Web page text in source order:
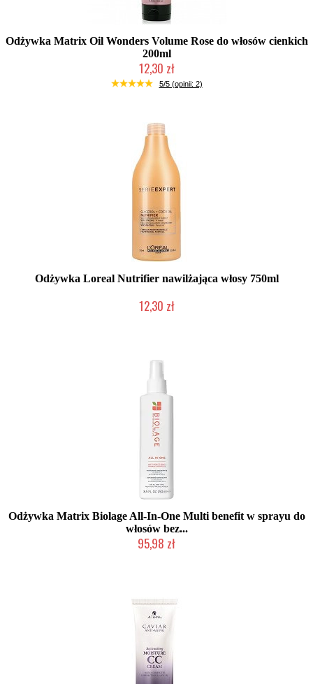
Odżywka Matrix Oil Wonders Volume Rose do włosów cienkich
200ml
12,30 zł
Produkt wycofany
5/5 (opinii: 2)
Odżywka Loreal Nutrifier nawilżająca włosy 750ml
12,30 zł
Odżywka Matrix Biolage All-In-One Multi benefit w sprayu do
włosów bez...
95,98 zł